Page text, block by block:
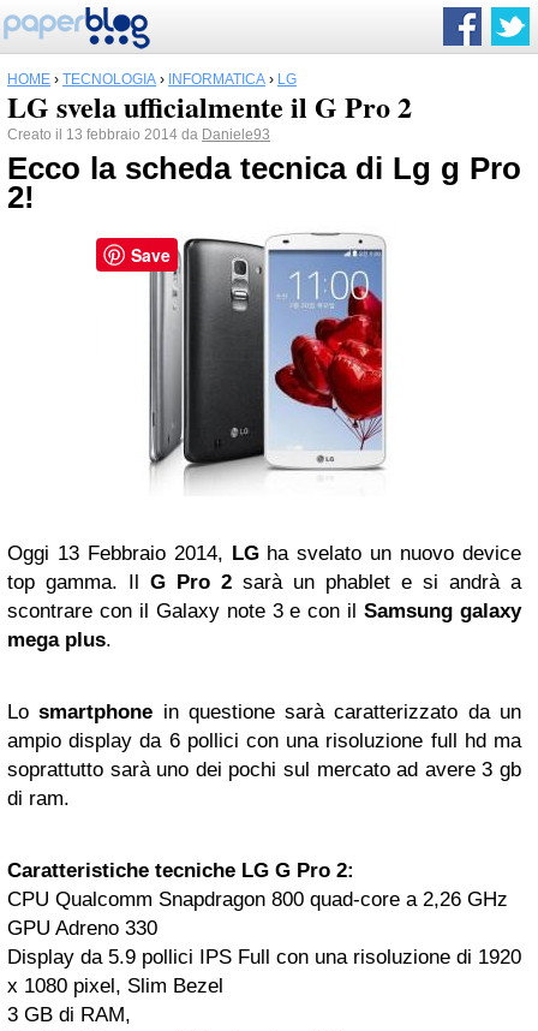
HOME › TECNOLOGIA › INFORMATICA › LG
LG svela ufficialmente il G Pro 2
Creato il 13 febbraio 2014 da Daniele93
Ecco la scheda tecnica di Lg g Pro
2!
Oggi 13 Febbraio 2014, LGha svelato un nuovo device
top gamma. Il G Pro 2 sarà un phablet e si andrà a
scontrare con il Galaxy note 3 e con ilSamsung galaxy
mega plus.
Losmartphone in questione sarà caratterizzato da un
ampio display da 6 pollici con una risoluzione full hd ma
soprattutto sarà uno dei pochi sul mercato ad avere 3 gb
di ram.
Caratteristiche tecniche LG G Pro 2:
CPU Qualcomm Snapdragon 800 quad-core a 2,26 GHz
GPU Adreno 330
Display da 5.9 pollici IPS Full con una risoluzione di 1920
x 1080 pixel, Slim Bezel
3 GB di RAM,
Save